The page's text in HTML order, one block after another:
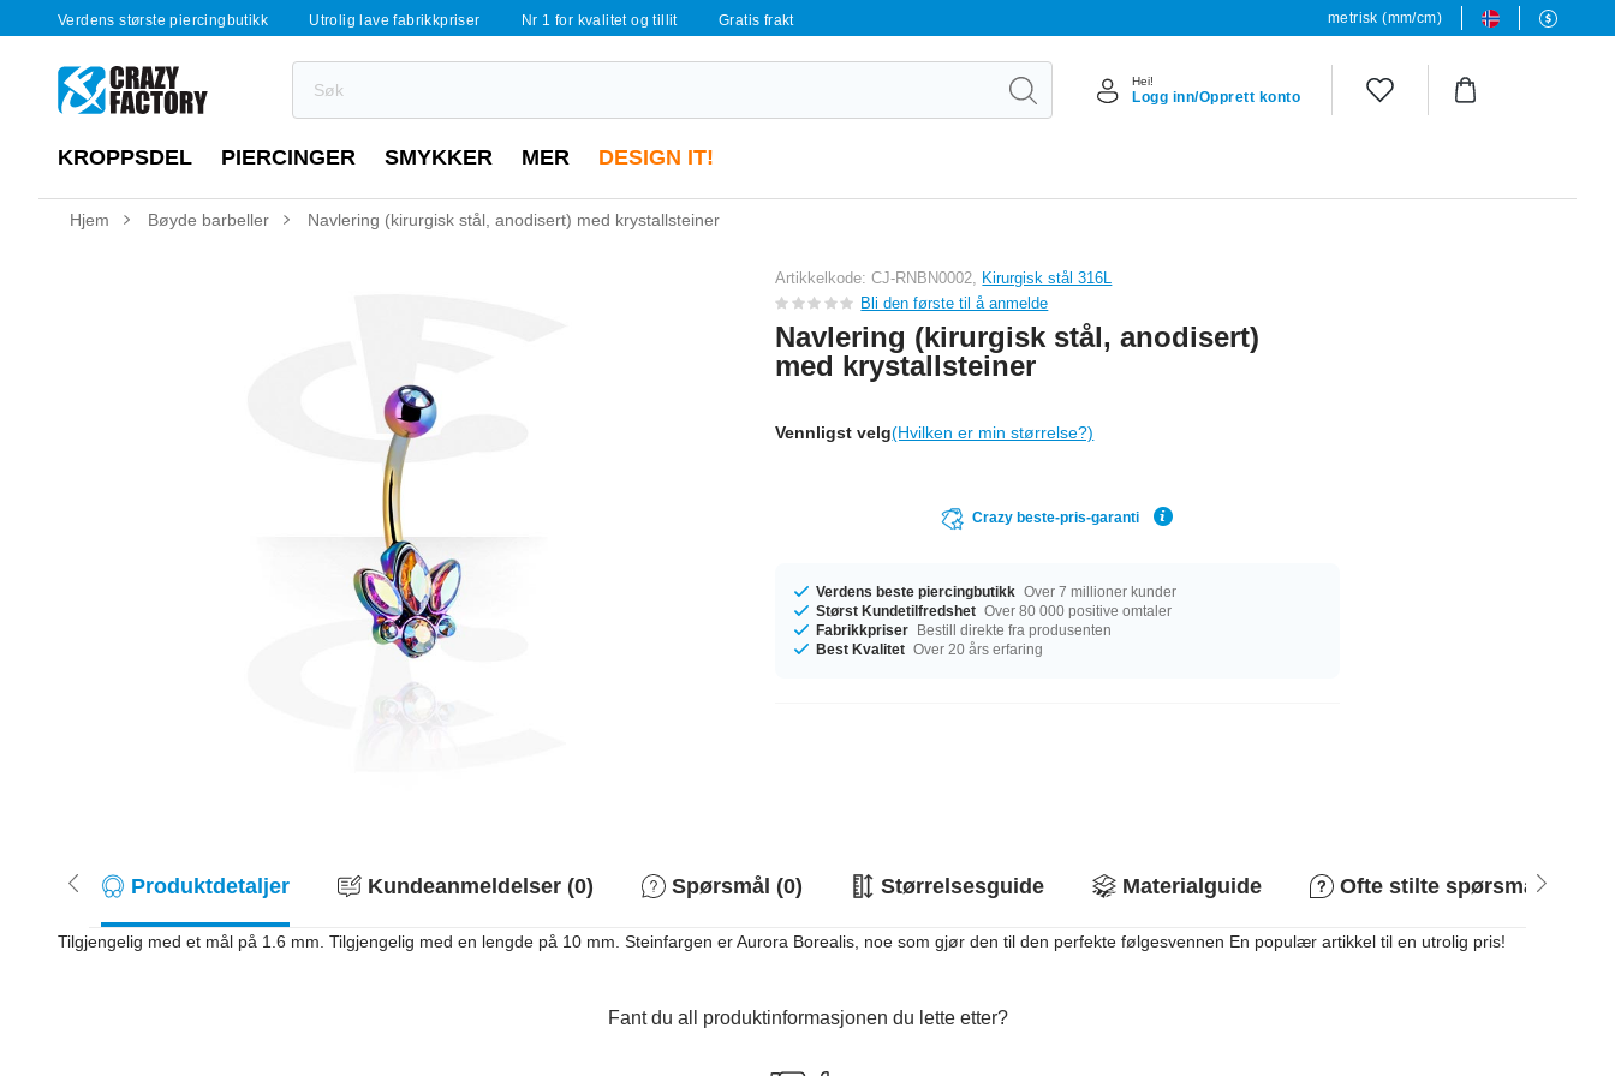
Verdens største piercingbutikk Utrolig lave fabrikkpriser Nr 1 for kvalitet og tillit Gratis frakt metrisk (mm/cm)
Hei!
Logg inn/Opprett konto
KROPPSDEL PIERCINGER SMYKKER MER DESIGN IT!
Hjem Bøyde barbeller Navlering (kirurgisk stål, anodisert) med krystallsteiner
Artikkelkode: CJ-RNBN0002, Kirurgisk stål 316L
Bli den første til å anmelde
Navlering (kirurgisk stål, anodisert)
med krystallsteiner
Vennligst velg(Hvilken er min størrelse?)
Crazy beste-pris-garanti
Verdens beste piercingbutikk Over 7 millioner kunder
Størst Kundetilfredshet Over 80 000 positive omtaler
Fabrikkpriser Bestill direkte fra produsenten
Best Kvalitet Over 20 års erfaring
Produktdetaljer Kundeanmeldelser (0) Spørsmål (0) Størrelsesguide Materialguide Ofte stilte spørsmål
Tilgjengelig med et mål på 1.6 mm. Tilgjengelig med en lengde på 10 mm. Steinfargen er Aurora Borealis, noe som gjør den til den perfekte følgesvennen En populær artikkel til en utrolig pris!
Fant du all produktinformasjonen du lette etter?